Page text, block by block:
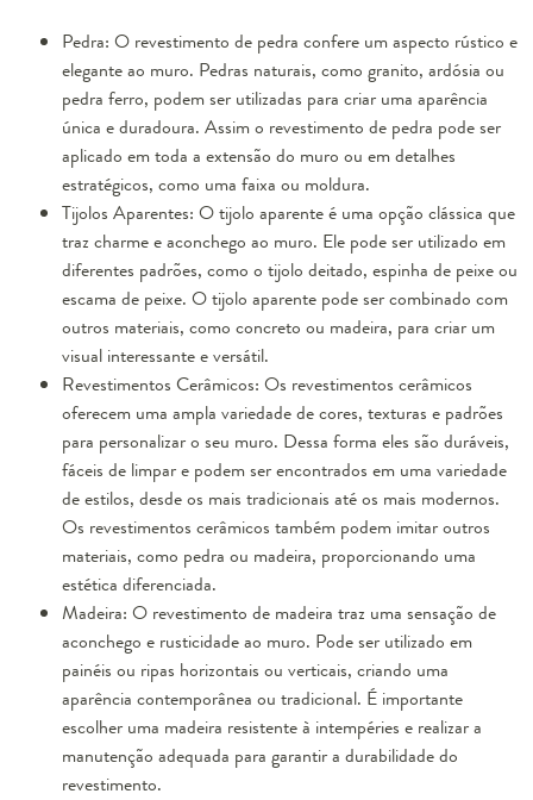
Pedra: O revestimento de pedra confere um aspecto rústico e
elegante ao muro. Pedras naturais, como granito, ardósia ou
pedra ferro, podem ser utilizadas para criar uma aparência
única e duradoura. Assim o revestimento de pedra pode ser
aplicado em toda a extensão do muro ou em detalhes
estratégicos, como uma faixa ou moldura.
Tijolos Aparentes: O tijolo aparente é uma opção clássica que
traz charme e aconchego ao muro. Ele pode ser utilizado em
diferentes padrões, como o tijolo deitado, espinha de peixe ou
escama de peixe. O tijolo aparente pode ser combinado com
outros materiais, como concreto ou madeira, para criar um
visual interessante e versátil.
Revestimentos Cerâmicos: Os revestimentos cerâmicos
oferecem uma ampla variedade de cores, texturas e padrões
para personalizar o seu muro. Dessa forma eles são duráveis,
fáceis de limpar e podem ser encontrados em uma variedade
de estilos, desde os mais tradicionais até os mais modernos.
Os revestimentos cerâmicos também podem imitar outros
materiais, como pedra ou madeira, proporcionando uma
estética diferenciada.
Madeira: O revestimento de madeira traz uma sensação de
aconchego e rusticidade ao muro. Pode ser utilizado em
painéis ou ripas horizontais ou verticais, criando uma
aparência contemporânea ou tradicional. É importante
escolher uma madeira resistente à intempéries e realizar a
manutenção adequada para garantir a durabilidade do
revestimento.